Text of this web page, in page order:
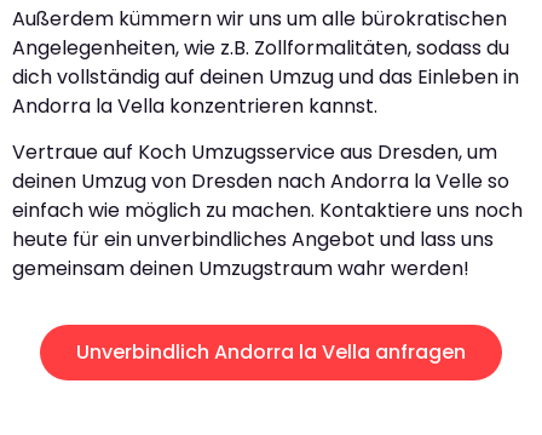
Außerdem kümmern wir uns um alle bürokratischen
Angelegenheiten, wie z.B. Zollformalitäten, sodass du
dich vollständig auf deinen Umzug und das Einleben in
Andorra la Vella konzentrieren kannst.
Vertraue auf Koch Umzugsservice aus Dresden, um
deinen Umzug von Dresden nach Andorra la Velle so
einfach wie möglich zu machen. Kontaktiere uns noch
heute für ein unverbindliches Angebot und lass uns
gemeinsam deinen Umzugstraum wahr werden!
Unverbindlich Andorra la Vella anfragen